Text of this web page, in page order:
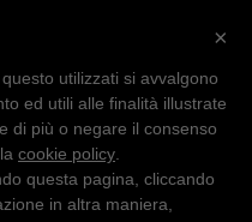
×
utilizzati si avvalgono
ed utili alle finalità illustrate
di più o negare il consenso
cookie policy
questa pagina, cliccando
in altra maniera,